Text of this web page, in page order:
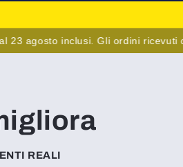
inclusi. Gli ordini ricevuti dal
REALI